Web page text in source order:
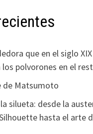
que en el siglo
polvorones en el
de Matsumoto
silueta: desde la
hasta el arte